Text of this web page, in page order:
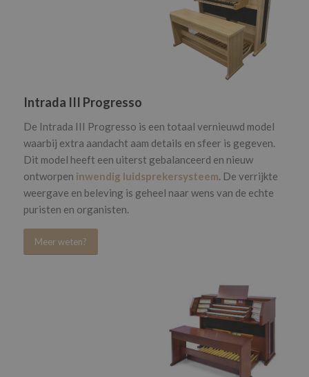
Intrada III Progresso
De Intrada III Progresso is een totaal vernieuwd model
waarbij extra aandacht aam details en sfeer is gegeven.
Dit model heeft een uiterst gebalanceerd en nieuw
ontworpen inwendig luidsprekersysteem. De verrijkte
weergave en beleving is geheel naar wens van de echte
puristen en organisten.
Meer weten?